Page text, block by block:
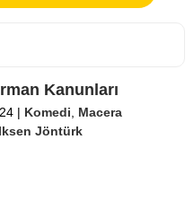
Kanunları
| Komedi
Macera
Jöntürk